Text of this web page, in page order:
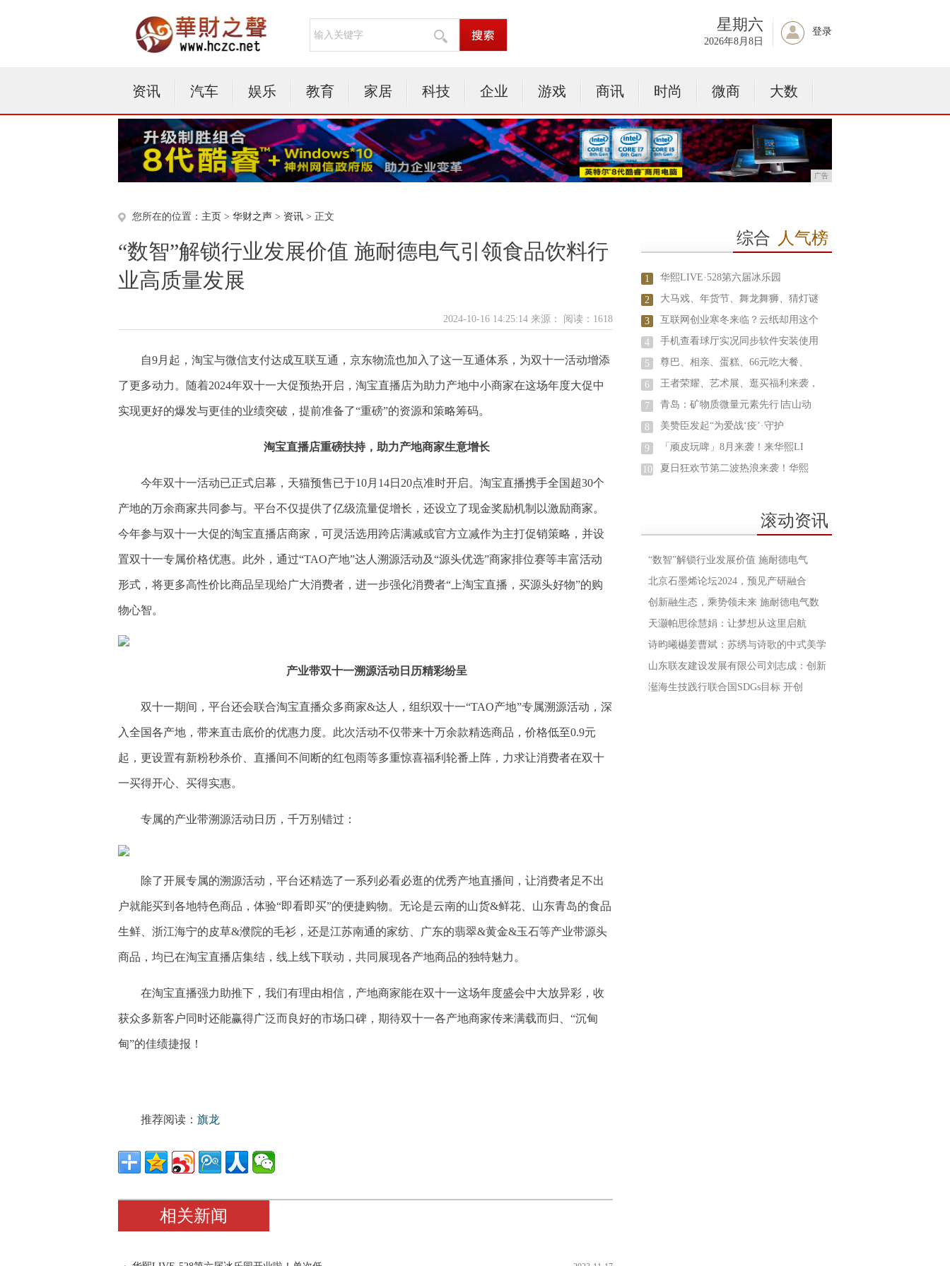
星期六
2026年8月8日
登录
资讯 汽车 娱乐 教育 家居 科技 企业 游戏 商讯 时尚 微商 大数
广告
您所在的位置： 主页 > 华财之声 > 资讯 > 正文
“数智”解锁行业发展价值 施耐德电气引领食品饮料行
业高质量发展
2024-10-16 14:25:14 来源： 阅读：1618
自9月起，淘宝与微信支付达成互联互通，京东物流也加入了这一互通体系，为双十一活动增添
了更多动力。随着2024年双十一大促预热开启，淘宝直播店为助力产地中小商家在这场年度大促中
实现更好的爆发与更佳的业绩突破，提前准备了“重磅”的资源和策略筹码。
淘宝直播店重磅扶持，助力产地商家生意增长
今年双十一活动已正式启幕，天猫预售已于10月14日20点准时开启。淘宝直播携手全国超30个
产地的万余商家共同参与。平台不仅提供了亿级流量促增长，还设立了现金奖励机制以激励商家。
今年参与双十一大促的淘宝直播店商家，可灵活选用跨店满减或官方立减作为主打促销策略，并设
置双十一专属价格优惠。此外，通过“TAO产地”达人溯源活动及“源头优选”商家排位赛等丰富活动
形式，将更多高性价比商品呈现给广大消费者，进一步强化消费者“上淘宝直播，买源头好物”的购
物心智。
产业带双十一溯源活动日历精彩纷呈
双十一期间，平台还会联合淘宝直播众多商家&达人，组织双十一“TAO产地”专属溯源活动，深
入全国各产地，带来直击底价的优惠力度。此次活动不仅带来十万余款精选商品，价格低至0.9元
起，更设置有新粉秒杀价、直播间不间断的红包雨等多重惊喜福利轮番上阵，力求让消费者在双十
一买得开心、买得实惠。
专属的产业带溯源活动日历，千万别错过：
除了开展专属的溯源活动，平台还精选了一系列必看必逛的优秀产地直播间，让消费者足不出
户就能买到各地特色商品，体验“即看即买”的便捷购物。无论是云南的山货&鲜花、山东青岛的食品
生鲜、浙江海宁的皮草&濮院的毛衫，还是江苏南通的家纺、广东的翡翠&黄金&玉石等产业带源头
商品，均已在淘宝直播店集结，线上线下联动，共同展现各产地商品的独特魅力。
在淘宝直播强力助推下，我们有理由相信，产地商家能在双十一这场年度盛会中大放异彩，收
获众多新客户同时还能赢得广泛而良好的市场口碑，期待双十一各产地商家传来满载而归、“沉甸
甸”的佳绩捷报！
推荐阅读： 旗龙
相关新闻
综合 人气榜
1 华熙LIVE·528第六届冰乐园
2 大马戏、年货节、舞龙舞狮、猜灯谜
3 互联网创业寒冬来临？云纸却用这个
4 手机查看球厅实况同步软件安装使用
5 尊巴、相亲、蛋糕、66元吃大餐、
6 王者荣耀、艺术展、逛买福利来袭，
7 青岛：矿物质微量元素先行∣吉山动
8 美赞臣发起“为爱战‘疫’·守护
9 「顽皮玩啤」8月来袭！来华熙LI
10 夏日狂欢节第二波热浪来袭！华熙
滚动资讯
“数智”解锁行业发展价值 施耐德电气
北京石墨烯论坛2024，预见产研融合
创新融生态，乘势领未来 施耐德电气数
天灏帕思徐慧娟：让梦想从这里启航
诗昀曦樾姜曹斌：苏绣与诗歌的中式美学
山东联友建设发展有限公司刘志成：创新
灆海生技践行联合国SDGs目标 开创